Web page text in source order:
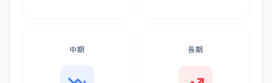
中期 長期